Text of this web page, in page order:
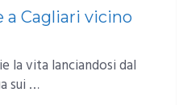
a Cagliari vicino
la vita lanciandosi dal
sui …